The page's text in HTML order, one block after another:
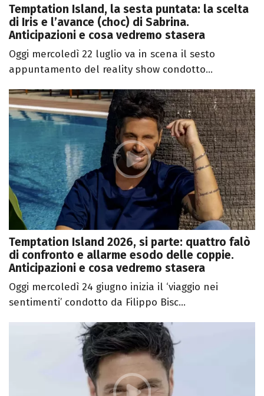
Temptation Island, la sesta puntata: la scelta
di Iris e l’avance (choc) di Sabrina.
Anticipazioni e cosa vedremo stasera
Oggi mercoledì 22 luglio va in scena il sesto
appuntamento del reality show condotto...
Temptation Island 2026, si parte: quattro falò
di confronto e allarme esodo delle coppie.
Anticipazioni e cosa vedremo stasera
Oggi mercoledì 24 giugno inizia il ‘viaggio nei
sentimenti’ condotto da Filippo Bisc...